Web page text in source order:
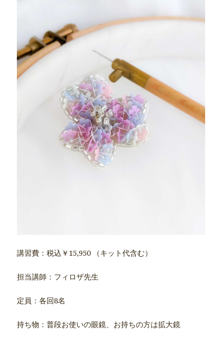
講習費：税込￥15,950 （キット代含む）
担当講師：フィロザ先生
定員：各回8名
持ち物：普段お使いの眼鏡、お持ちの方は拡大鏡